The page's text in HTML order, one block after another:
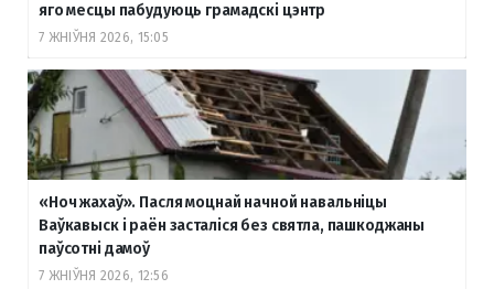
яго месцы пабудуюць грамадскі цэнтр
7 ЖНІЎНЯ 2026, 15:05
«Ноч жахаў». Пасля моцнай начной навальніцы
Ваўкавыск і раён засталіся без святла, пашкоджаны
паўсотні дамоў
7 ЖНІЎНЯ 2026, 12:56